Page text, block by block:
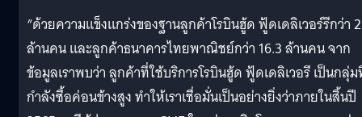
“ด้วยความแข็งแกร่งของฐานลูกค้าโรบินฮู้ด ฟู้ดเดลิเวอร์รีกว่า
ล้านคน และลูกค้าธนาคารไทยพาณิชย์กว่า 16.3 ล้านคน จาก
ข้อมูลเราพบว่า ลูกค้าที่ใช้บริการโรบินฮู้ด ฟู้ดเดลิเวอรี เป็นกลุ่
กำลังซื้อค่อนข้างสูง ทำให้เราเชื่อมั่นเป็นอย่างยิ่งว่าภายในสิ้นปี